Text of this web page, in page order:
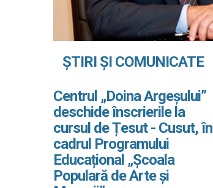
ȘTIRI ȘI COMUNICATE
Centrul „Doina Argeșului”
deschide înscrierile la
cursul de Țesut - Cusut, în
cadrul Programului
Educațional „Școala
Populară de Arte și